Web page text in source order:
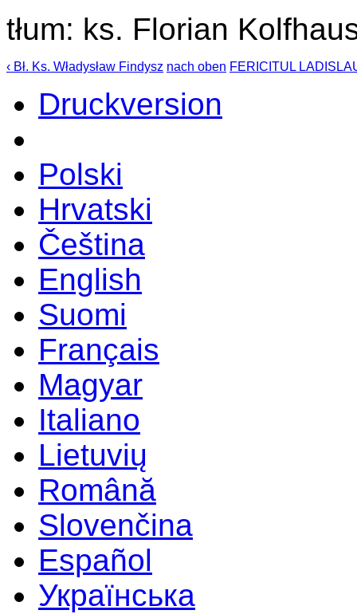
tłum: ks. Florian
‹ Bł. Ks. Władysław Findysz nach oben FERICITUL
Druckversion
Polski
Hrvatski
Čeština
English
Suomi
Français
Magyar
Italiano
Lietuvių
Română
Slovenčina
Español
Українська